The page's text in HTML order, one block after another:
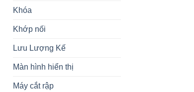
Khóa
Khớp nối
Lưu Lượng Kế
Màn hình hiển thị
Máy cắt rập